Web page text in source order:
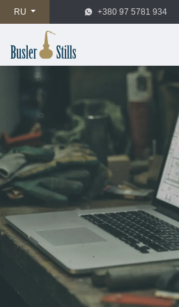
RU +380 97 5781 934